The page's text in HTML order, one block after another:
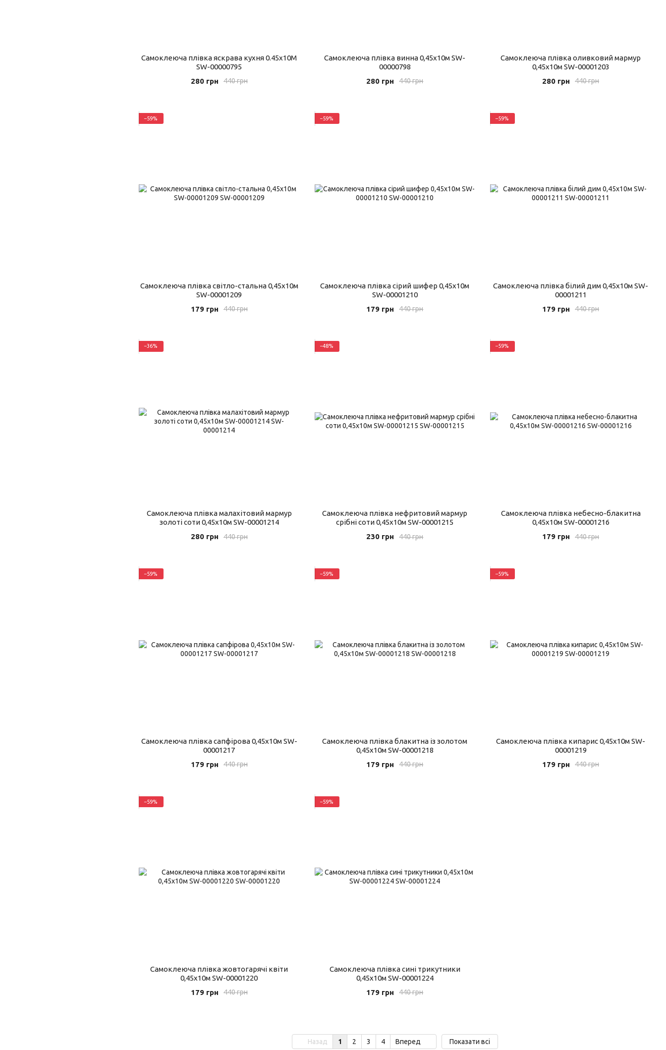
Самоклеюча плівка яскрава кухня 0.45х10M
SW-00000795
440 грн
280 грн
Самоклеюча плівка винна 0,45х10м SW-
00000798
440 грн
280 грн
Самоклеюча плівка оливковий мармур
0,45х10м SW-00001203
440 грн
280 грн
−59%
Самоклеюча плівка світло-стальна 0,45х10м
SW-00001209
440 грн
179 грн
−59%
Самоклеюча плівка сірий шифер 0,45х10м
SW-00001210
440 грн
179 грн
−59%
Самоклеюча плівка білий дим 0,45х10м SW-
00001211
440 грн
179 грн
−36%
Самоклеюча плівка малахітовий мармур
золоті соти 0,45х10м SW-00001214
440 грн
280 грн
−48%
Самоклеюча плівка нефритовий мармур
срібні соти 0,45х10м SW-00001215
440 грн
230 грн
−59%
Самоклеюча плівка небесно-блакитна
0,45х10м SW-00001216
440 грн
179 грн
−59%
Самоклеюча плівка сапфірова 0,45х10м SW-
00001217
440 грн
179 грн
−59%
Самоклеюча плівка блакитна із золотом
0,45х10м SW-00001218
440 грн
179 грн
−59%
Самоклеюча плівка кипарис 0,45х10м SW-
00001219
440 грн
179 грн
−59%
Самоклеюча плівка жовтогарячі квіти
0,45х10м SW-00001220
440 грн
179 грн
−59%
Самоклеюча плівка сині трикутники
0,45х10м SW-00001224
440 грн
179 грн
Назад 1 2 3 4 Вперед Показати всі